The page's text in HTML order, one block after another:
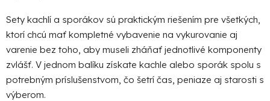
i
e
p
r
v
k
Sety kachlí a sporákov sú praktickým riešením pre všetkých,
ktorí chcú mať kompletné vybavenie na vykurovanie aj
varenie bez toho, aby museli zháňať jednotlivé komponenty
zvlášť. V jednom balíku získate kachle alebo sporák spolu s
potrebným príslušenstvom, čo šetrí čas, peniaze aj starosti s
výberom.